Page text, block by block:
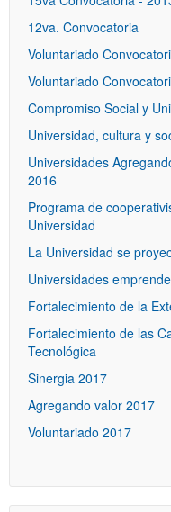
12va. Convocatoria
Voluntariado
Voluntariado
Compromiso Social y
Universidad, cultura y
Universidades
2016
Programa de
Universidad
La Universidad se
Universidades
Fortalecimiento de la
Fortalecimiento de las
Tecnológica
Sinergia 2017
Agregando valor 2017
Voluntariado 2017